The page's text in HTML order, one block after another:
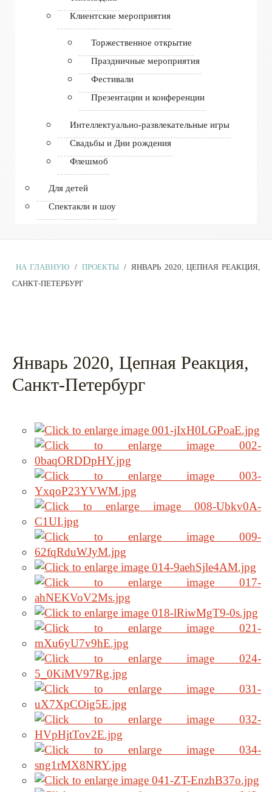
Клиентские мероприятия
Торжественное открытие
Праздничные мероприятия
Фестивали
Презентации и конференции
Интеллектуально-развлекательные игры
Свадьбы и Дни рождения
Флешмоб
Для детей
Спектакли и шоу
НА ГЛАВНУЮ / ПРОЕКТЫ / ЯНВАРЬ 2020, ЦЕПНАЯ РЕАКЦИЯ,
САНКТ-ПЕТЕРБУРГ
Январь 2020, Цепная Реакция,
Санкт-Петербург